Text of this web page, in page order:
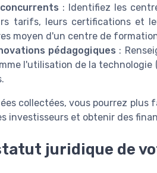
: Identifiez les
tarifs, leurs certifications et
moyen d'un centre de
pédagogiques :
l'utilisation de la
collectées, vous pourrez plus
investisseurs et obtenir des
juridique de